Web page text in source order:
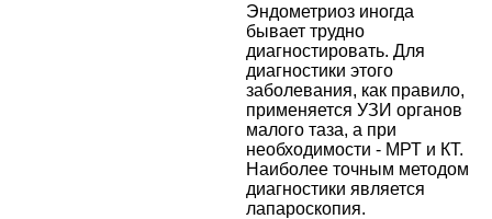
Эндометриоз иногда
бывает трудно
диагностировать. Для
диагностики этого
заболевания, как правило,
применяется УЗИ органов
малого таза, а при
необходимости - МРТ и КТ.
Наиболее точным методом
диагностики является
лапароскопия.